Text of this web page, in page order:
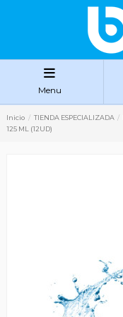
Menu
Inicio TIENDA ESPECIALIZADA
125 ML (12UD)